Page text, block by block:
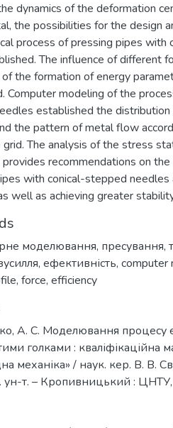
dynamics of the deformation
the possibilities for the design
process of pressing pipes with
The influence of different
the formation of energy
Computer modeling of the
established the
the pattern of metal flow
grid. The analysis of the stress
recommendations on
with conical-stepped
well as achieving greater
моделювання, пресування,
, ефективність, computer
, force, efficiency
А. С. Моделювання процесу
голками : кваліфікаційна
механіка» / наук. кер. В. В.
ун-т. – Кропивницький :